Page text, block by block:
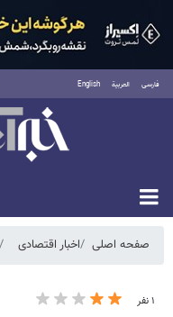
فارسی العربية English
شنبه ۱۷ مرداد ۱۴۰۵
صفحه اصلی اخبار اقتصادی
۱ نفر